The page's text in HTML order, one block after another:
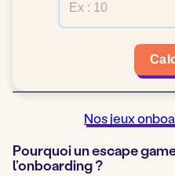
Nos jeux
Pourquoi un escape
l’onboarding ?